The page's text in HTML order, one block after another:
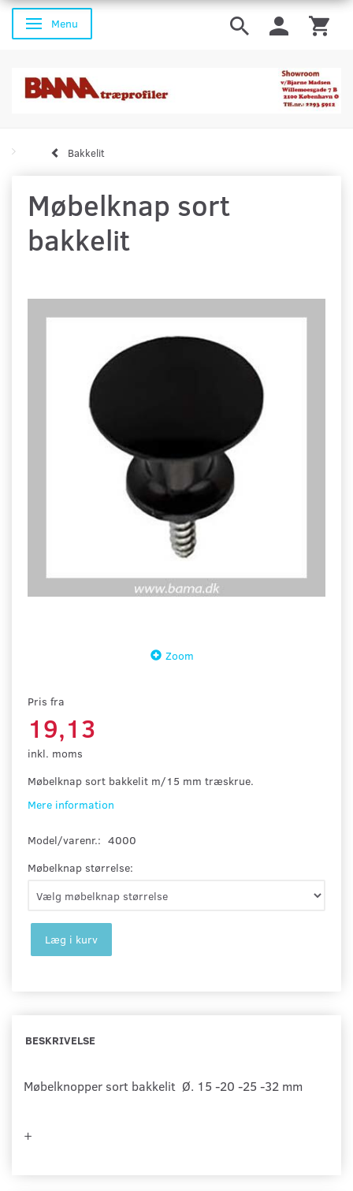
Skifte navigation
Menu
Bakkelit
Møbelknap sort
bakkelit
Zoom
Pris fra
19,13
inkl. moms
Møbelknap sort bakkelit m/15 mm træskrue.
Mere information
Model/varenr.: 4000
Møbelknap størrelse:
Læg i kurv
BESKRIVELSE
Møbelknopper sort bakkelit Ø. 15 -20 -25 -32 mm
+